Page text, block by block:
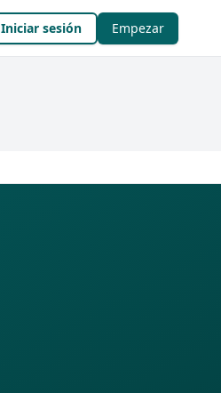
Iniciar sesión Empezar